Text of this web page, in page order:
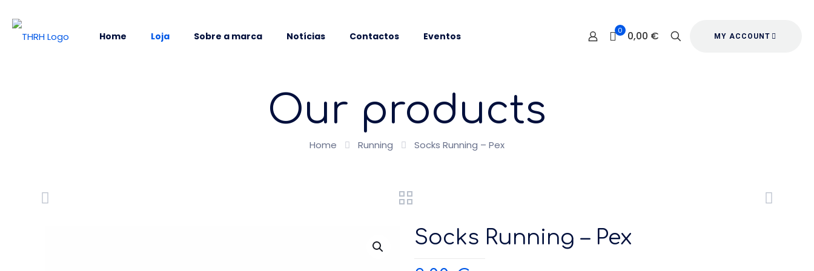
Home Loja Sobre a marca Notícias Contactos Eventos 0 0,00 € MY ACCOUNT
Our products
Home Running Socks Running – Pex
Socks Running – Pex